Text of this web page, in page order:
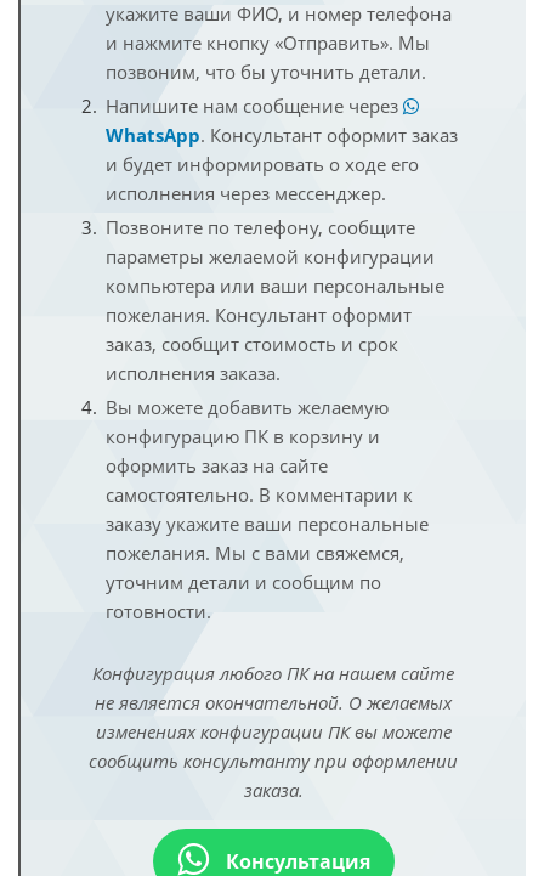
укажите ваши ФИО, и номер телефона
и нажмите кнопку «Отправить». Мы
позвоним, что бы уточнить детали.
Напишите нам сообщение через
WhatsApp. Консультант оформит заказ
и будет информировать о ходе его
исполнения через мессенджер.
Позвоните по телефону, сообщите
параметры желаемой конфигурации
компьютера или ваши персональные
пожелания. Консультант оформит
заказ, сообщит стоимость и срок
исполнения заказа.
Вы можете добавить желаемую
конфигурацию ПК в корзину и
оформить заказ на сайте
самостоятельно. В комментарии к
заказу укажите ваши персональные
пожелания. Мы с вами свяжемся,
уточним детали и сообщим по
готовности.
Конфигурация любого ПК на нашем сайте
не является окончательной. О желаемых
изменениях конфигурации ПК вы можете
сообщить консультанту при оформлении
заказа.
Консультация